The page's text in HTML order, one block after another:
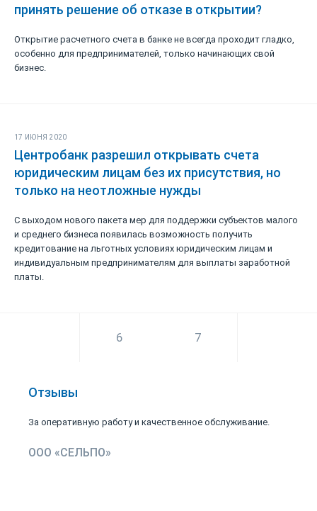
принять решение об отказе в открытии?
Открытие расчетного счета в банке не всегда проходит гладко,
особенно для предпринимателей, только начинающих свой
бизнес.
17 ИЮНЯ 2020
Центробанк разрешил открывать счета
юридическим лицам без их присутствия, но
только на неотложные нужды
С выходом нового пакета мер для поддержки субъектов малого
и среднего бизнеса появилась возможность получить
кредитование на льготных условиях юридическим лицам и
индивидуальным предпринимателям для выплаты заработной
платы.
6 7
Отзывы
За оперативную работу и качественное обслуживание.
ООО «СЕЛЬПО»